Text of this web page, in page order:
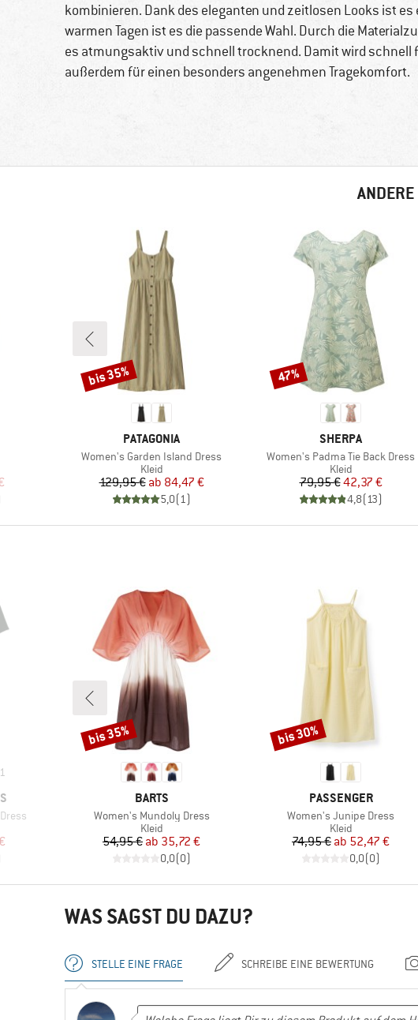
kombinieren. Dank des eleganten und zeitlosen Looks ist es
warmen Tagen ist es die passende Wahl. Durch die
es atmungsaktiv und schnell trocknend. Damit wird schnell
außerdem für einen besonders angenehmen Tragekomfort.
Preis
MARKE
PATAGONIA
Artikel
Women's Garden Island Dress
Produktgruppe
Kleid
Preis
129,95 € reduzierter Preis
ab 84,47 €
5,0(1)
Rabatt
bis 35%
MARKE
SHERPA
Artikel
Women's Padma Tie Back Dress
Produktgruppe
Kleid
Preis
79,95 €reduzierter
42,37 €
4,8(13)
Rabatt
47%
1
Preis
MARKE
BARTS
Artikel
Women's Mundoly Dress
Produktgruppe
Kleid
Preis
54,95 € reduzierter Preis
ab 35,72 €
0,0(0)
Rabatt
bis 35%
MARKE
PASSENGER
Artikel
Women's Junipe Dress
Produktgruppe
Kleid
Preis
74,95 € reduzierter
ab 52,47 €
0,0(0)
Rabatt
bis 30%
WAS SAGST DU DAZU?
STELLE EINE FRAGE SCHREIBE EINE BEWERTUNG